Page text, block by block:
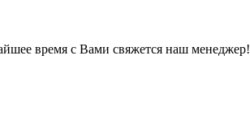
время с Вами свяжется наш менеджер!